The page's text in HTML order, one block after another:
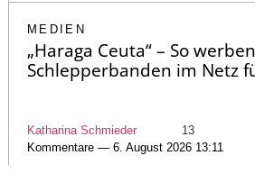
MEDIEN
„Haraga Ceuta“ – So
Schlepperbanden im Netz
Katharina Schmieder
13
Kommentare — 6. August 2026 13:11